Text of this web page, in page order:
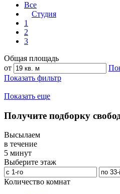
Все
Студия
1
2
3
Общая площадь
от
Показать фильтр
Показать еще
Получите подборку
Высылаем
в течение
5 минут
Выберите этаж
Количество комнат